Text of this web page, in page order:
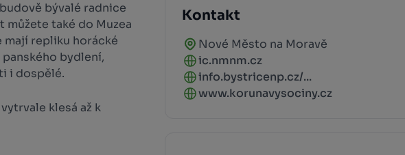
Kontakt
Nové Město na Moravě
ic.nmnm.cz
info.bystricenp.cz/...
www.korunavysociny.cz
bývalé radnice
můžete také do Muzea
mají repliku horácké
bydlení,
i dospělé.
klesá až k